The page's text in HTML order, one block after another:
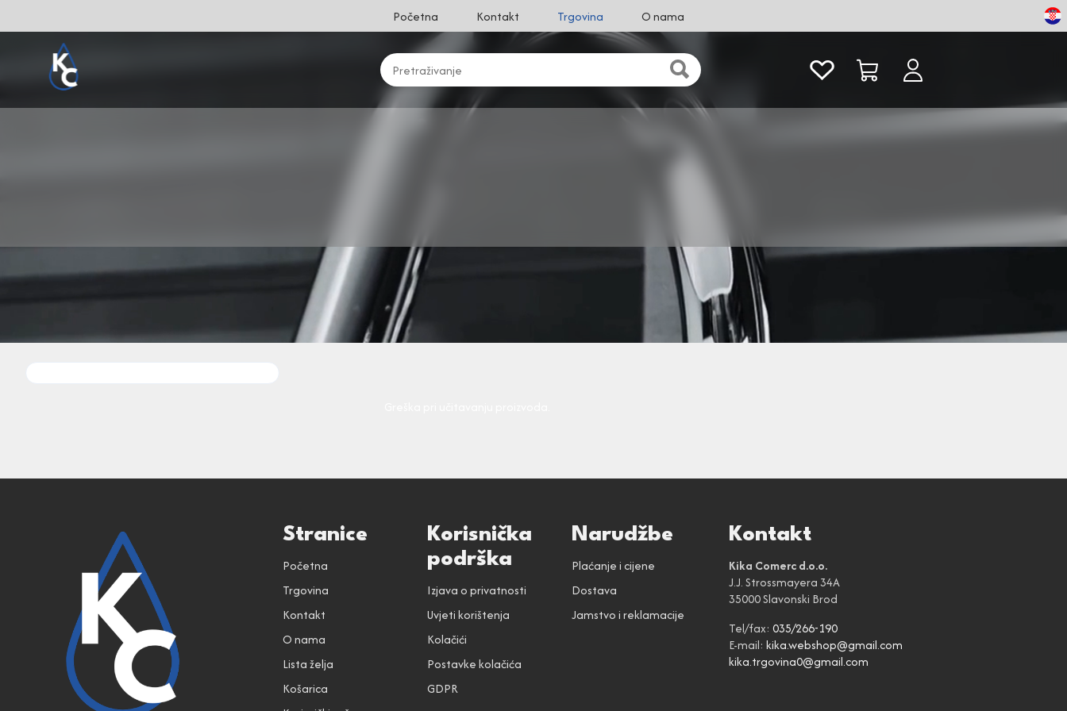
Početna Kontakt Trgovina O nama
Stranice
Početna
Trgovina
Kontakt
O nama
Lista želja
Košarica
Korisnička
podrška
Izjava o privatnosti
Uvjeti korištenja
Kolačići
Postavke kolačića
GDPR
Narudžbe
Plaćanje i cijene
Dostava
Jamstvo i reklamacije
Kontakt
Kika Comerc d.o.o.
J.J. Strossmayera 34A
35000 Slavonski Brod
Tel/fax: 035/266-190
E-mail: kika.webshop@gmail.com
kika.trgovina0@gmail.com